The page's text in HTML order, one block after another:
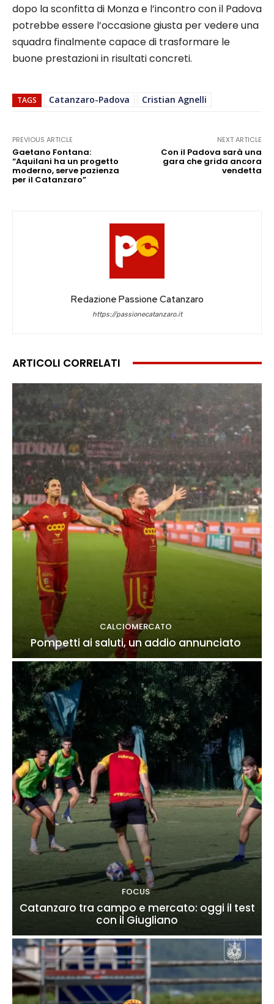
dopo la sconfitta di Monza e l’incontro con il Padova
potrebbe essere l’occasione giusta per vedere una
squadra finalmente capace di trasformare le
buone prestazioni in risultati concreti.
TAGS Catanzaro-Padova Cristian Agnelli
PREVIOUS ARTICLE
Gaetano Fontana:
“Aquilani ha un progetto
moderno, serve pazienza
per il Catanzaro”
NEXT ARTICLE
Con il Padova sarà una
gara che grida ancora
vendetta
Redazione Passione Catanzaro
https://passionecatanzaro.it
ARTICOLI CORRELATI
CALCIOMERCATO
Pompetti ai saluti, un addio annunciato
FOCUS
Catanzaro tra campo e mercato: oggi il test
con il Giugliano